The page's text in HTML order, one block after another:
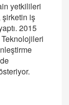
yetkilileri
şirketin iş
2015